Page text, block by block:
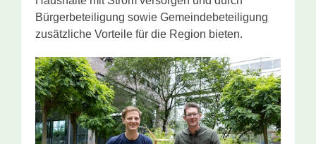
Bürgerbeteiligung sowie Gemeindebeteiligung
zusätzliche Vorteile für die Region bieten.